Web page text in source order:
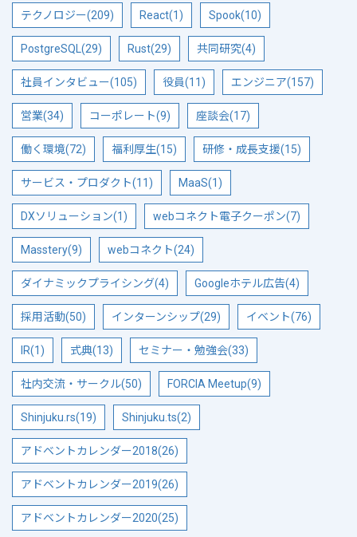
テクノロジー(209) React(1) Spook(10)
PostgreSQL(29) Rust(29) 共同研究(4)
社員インタビュー(105) 役員(11) エンジニア(157)
営業(34) コーポレート(9) 座談会(17)
働く環境(72) 福利厚生(15) 研修・成長支援(15)
サービス・プロダクト(11) MaaS(1)
DXソリューション(1) webコネクト電子クーポン(7)
Masstery(9) webコネクト(24)
ダイナミックプライシング(4) Googleホテル広告(4)
採用活動(50) インターンシップ(29) イベント(76)
IR(1) 式典(13) セミナー・勉強会(33)
社内交流・サークル(50) FORCIA Meetup(9)
Shinjuku.rs(19) Shinjuku.ts(2)
アドベントカレンダー2018(26)
アドベントカレンダー2019(26)
アドベントカレンダー2020(25)